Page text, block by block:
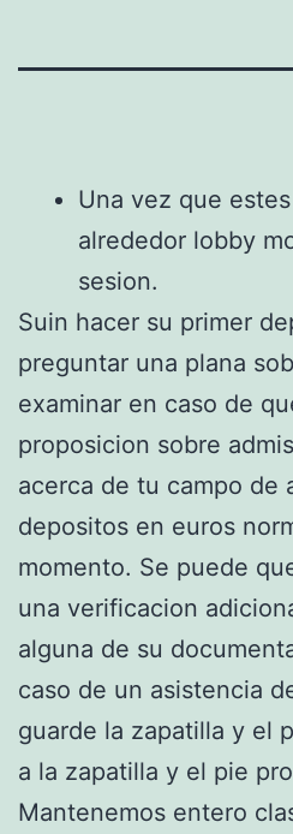
Una vez que
alrededor lobby
sesion.
Suin hacer su primer
preguntar una plana
examinar en caso de
proposicion sobre
acerca de tu campo de
depositos en euros
momento. Se puede
una verificacion
alguna de su
caso de un asistencia
guarde la zapatilla y el
a la zapatilla y el pie
Mantenemos entero